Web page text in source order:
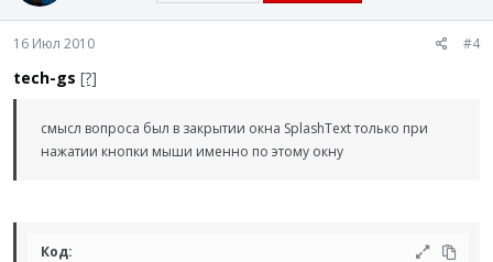
16 Июл 2010 #4
tech-gs [?]
смысл вопроса был в закрытии окна SplashText только при
нажатии кнопки мыши именно по этому окну
Код: